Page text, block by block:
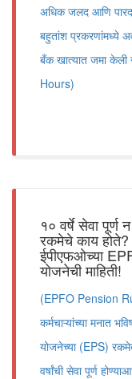
अधिक जलद आणि
बहुतांश प्रकरणांमध्ये
बँक खात्यात जमा
Hours)
१० वर्षे सेवा पूर्ण
रकमेचे काय होते?
ईपीएफओच्या
योजनेची माहिती!
(EPFO Pension
कर्मचाऱ्यांच्या मनात
योजनेच्या (EPS)
वर्षांची सेवा पूर्ण